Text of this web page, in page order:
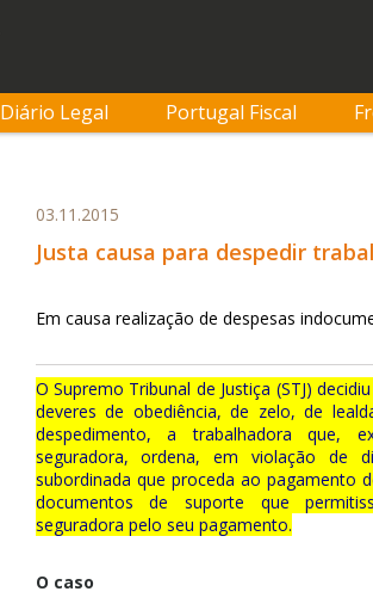
Diário Legal Portugal Fiscal
03.11.2015
Justa causa para despedir
Em causa realização de despesas
O Supremo Tribunal de Justiça (STJ)
deveres de obediência, de zelo, de
despedimento, a trabalhadora que,
seguradora, ordena, em violação de
subordinada que proceda ao pagamento
documentos de suporte que
seguradora pelo seu pagamento.
O caso